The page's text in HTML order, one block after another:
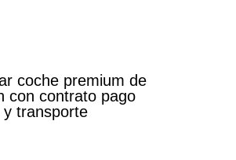
coche premium de
con contrato pago
y transporte